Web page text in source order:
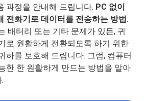
과정을 안내해 드립니다. PC 없이
전화기로 데이터를 전송하는 방법.
배터리 또는 기타 문제가 있든, 귀
로 원활하게 전환되도록 하기 위한
하를 보호해 드립니다. 그럼, 컴퓨터
한 한 원활하게 만드는 방법을 알아